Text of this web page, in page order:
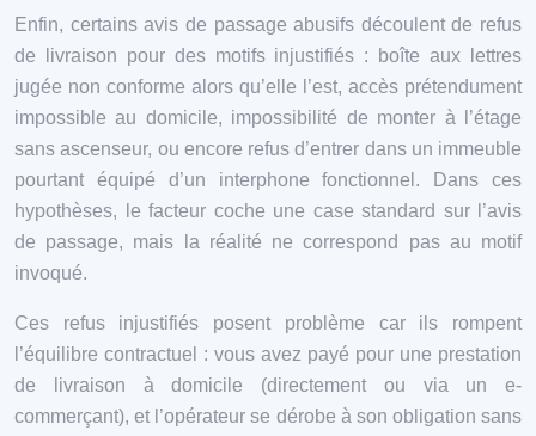
Enfin, certains avis de passage abusifs découlent de refus
de livraison pour des motifs injustifiés : boîte aux lettres
jugée non conforme alors qu’elle l’est, accès prétendument
impossible au domicile, impossibilité de monter à l’étage
sans ascenseur, ou encore refus d’entrer dans un immeuble
pourtant équipé d’un interphone fonctionnel. Dans ces
hypothèses, le facteur coche une case standard sur l’avis
de passage, mais la réalité ne correspond pas au motif
invoqué.
Ces refus injustifiés posent problème car ils rompent
l’équilibre contractuel : vous avez payé pour une prestation
de livraison à domicile (directement ou via un e-
commerçant), et l’opérateur se dérobe à son obligation sans